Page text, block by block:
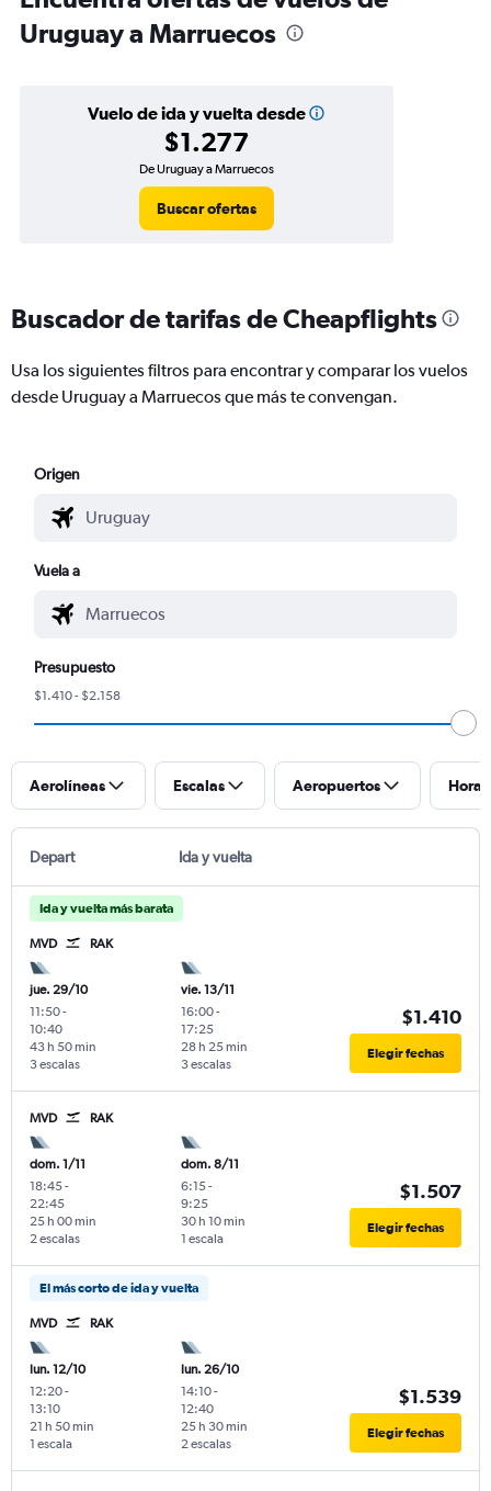
Uruguay a Marruecos
Vuelo de ida y vuelta desde
$1.277
De Uruguay a Marruecos
Buscar ofertas
Buscador de tarifas de Cheapflights
Usa los siguientes filtros para encontrar y comparar los vuelos
desde Uruguay a Marruecos que más te convengan.
Origen
Vuela a
Presupuesto
$1.410 - $2.158
Aerolíneas Escalas Aeropuertos
Depart Ida y vuelta
Ida y vuelta más barata
MVD RAK
jue. 29/10
11:50-
10:40
3 escalas
43 h 50 min
vie. 13/11
16:00-
17:25
3 escalas
28 h 25 min
$1.410
Elegir fechas
MVD RAK
dom. 1/11
18:45-
22:45
2 escalas
25 h 00 min
dom. 8/11
6:15-
9:25
1 escala
30 h 10 min
$1.507
Elegir fechas
El más corto de ida y vuelta
MVD RAK
lun. 12/10
12:20-
13:10
1 escala
21 h 50 min
lun. 26/10
14:10-
12:40
2 escalas
25 h 30 min
$1.539
Elegir fechas